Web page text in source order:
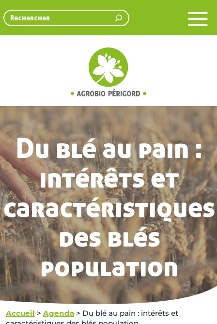
Rechercher
Du blé au pain :
intérêts et
caractéristiques
des blés
population
Accueil > Agenda > Du blé au pain : intérêts et